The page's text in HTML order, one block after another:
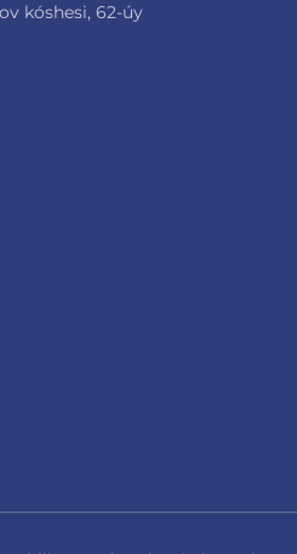
kóshesi, 62-úy